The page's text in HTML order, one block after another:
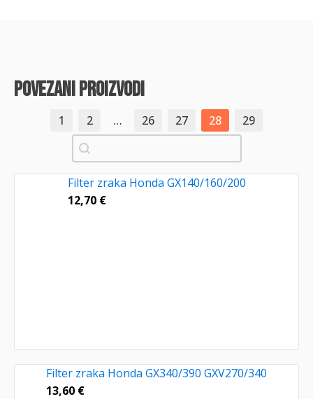
povezani proizvodi
1 2 … 26 27 28
29
Pretraži
Filter zraka Honda GX140/160/200
12,70 €
Filter zraka Honda GX340/390 GXV270/340
13,60 €